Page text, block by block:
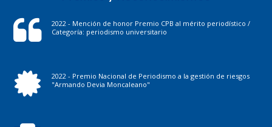
2022 - Mención de honor Premio CPB al mérito periodístico /
Categoría: periodismo universitario
2022 - Premio Nacional de Periodismo a la gestión de riesgos
"Armando Devia Moncaleano"